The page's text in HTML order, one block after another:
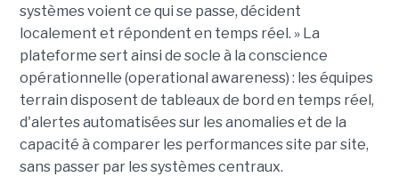
systèmes voient ce qui se passe, décident
localement et répondent en temps réel. » La
plateforme sert ainsi de socle à la conscience
opérationnelle (operational awareness) : les équipes
terrain disposent de tableaux de bord en temps réel,
d'alertes automatisées sur les anomalies et de la
capacité à comparer les performances site par site,
sans passer par les systèmes centraux.